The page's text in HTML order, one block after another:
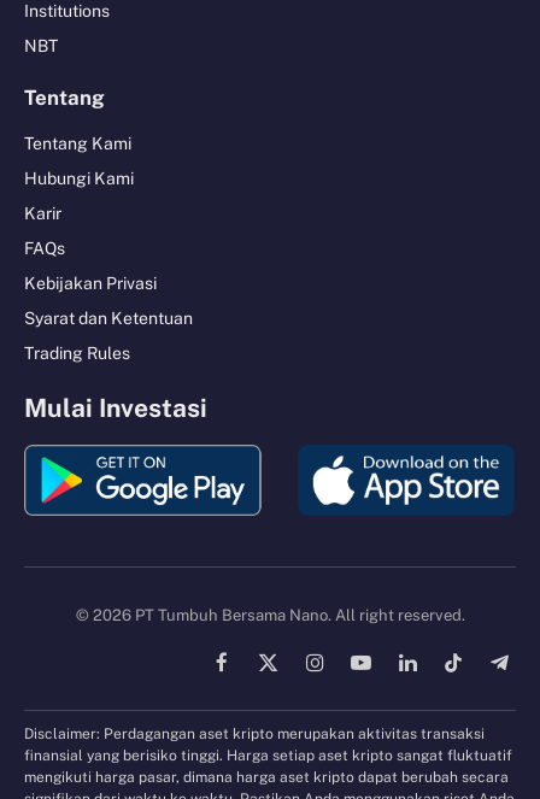
Institutions
NBT
Tentang
Tentang Kami
Hubungi Kami
Karir
FAQs
Kebijakan Privasi
Syarat dan Ketentuan
Trading Rules
Mulai Investasi
© 2026 PT Tumbuh Bersama Nano. All right reserved.
Facebook
X
InstagramYouTubeLinkedInTikTok
Disclaimer: Perdagangan aset kripto merupakan aktivitas transaksi
finansial yang berisiko tinggi. Harga setiap aset kripto sangat fluktuatif
mengikuti harga pasar, dimana harga aset kripto dapat berubah secara